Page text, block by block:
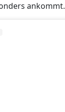
ankommt.